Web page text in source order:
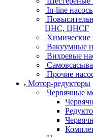
In-line
ЦНС, ЦНСГ
Вакуумные
Вихревые
Прочие
Мотор-редукторы
Червячные